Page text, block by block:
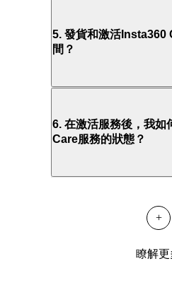
5. 發貨和激活Insta360
間？
6. 在激活服務後，我如
Care服務的狀態？
+
瞭解更